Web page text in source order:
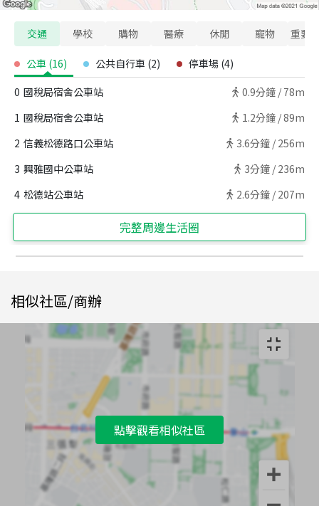
交通 學校 購物 醫療 休閒 寵物 重要
公車 (16) 公共自行車 (2) 停車場 (4)
0 國稅局宿舍公車站 0.9分鐘 / 78m
1 國稅局宿舍公車站 1.2分鐘 /89m
2 信義松德路口公車站 3.6分鐘 / 256m
3 興雅國中公車站 3分鐘 / 236m
4 松德站公車站 2.6分鐘 / 207m
完整周邊生活圈
相似社區/商辦
點擊觀看相似社區